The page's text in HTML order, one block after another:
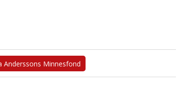
Anderssons Minnesfond